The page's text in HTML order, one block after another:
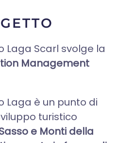
Laga Scarl svolge la
Management
Laga è un punto di
turistico
e Monti della